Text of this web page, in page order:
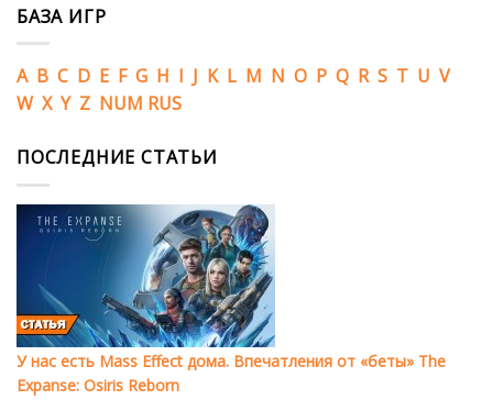
БАЗА ИГР
A B C D E F G H I J K L M N O P Q R S T U V
W X Y Z NUM RUS
ПОСЛЕДНИЕ СТАТЬИ
У нас есть Mass Effect дома. Впечатления от «беты» The
Expanse: Osiris Reborn